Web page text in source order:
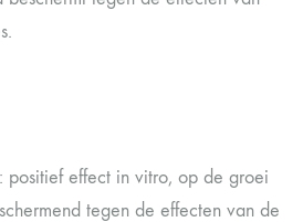
positief effect in vitro, op de groei
tegen de effecten van de